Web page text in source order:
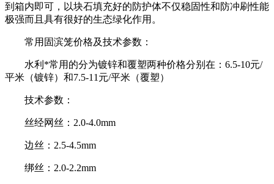
到箱内即可，以块石填充好的防护体不仅稳固性和防冲刷性能
极强而且具有很好的生态绿化作用。
常用固滨笼价格及技术参数：
水利*常用的分为镀锌和覆塑两种价格分别在：6.5-10元/
平米（镀锌）和7.5-11元/平米（覆塑）
技术参数：
丝经网丝：2.0-4.0mm
边丝：2.5-4.5mm
绑丝：2.0-2.2mm